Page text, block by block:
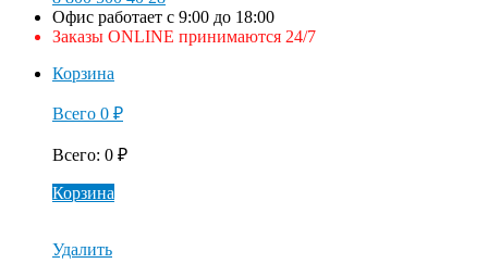
Офис работает с 9:00 до 18:00
Заказы ONLINE принимаются 24/7
Корзина
Всего 0 ₽
Всего: 0 ₽
Корзина
Удалить